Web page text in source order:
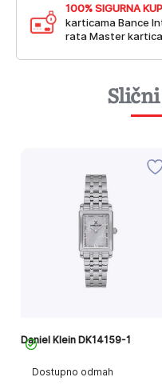
100% SIGURNA
karticama Bance
rata Master
Dostupno odmah
Daniel Klein DK14159-1